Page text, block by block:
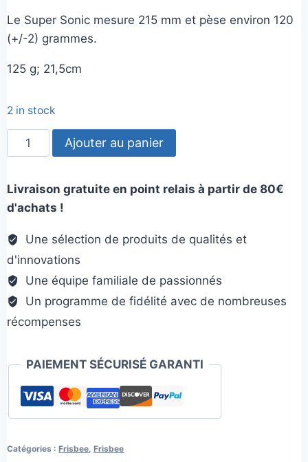
Le Super Sonic mesure 215 mm et pèse environ 120
(+/-2) grammes.
125 g; 21,5cm
2 in stock
quantité
de
Hero
Bleu
Ajouter au panier
Livraison gratuite en point relais à partir de 80€
d'achats !
Une sélection de produits de qualités et
d'innovations
Une équipe familiale de passionnés
Un programme de fidélité avec de nombreuses
récompenses
PAIEMENT SÉCURISÉ GARANTI
Catégories :Frisbee,Frisbee